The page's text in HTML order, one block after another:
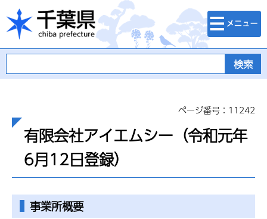
千葉県
検索・メニュ
ー
ページ番号：11242
有限会社アイエムシー（令和元年
6月12日登録）
事業所概要